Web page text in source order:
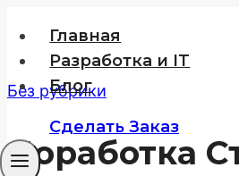
содержимому
Главная
Разработка и IT
Блог
Сделать Заказ
Без рубрики
Доработка